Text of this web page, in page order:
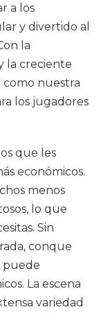
a los
y divertido al
la
la creciente
nuestra
los jugadores
que les
económicos.
menos
lo que
Sin
conque
puede
La escena
variedad